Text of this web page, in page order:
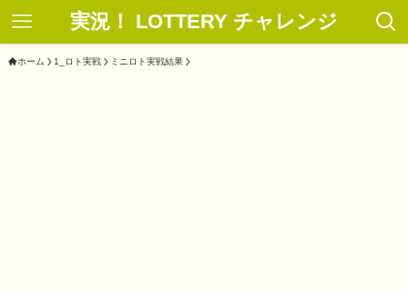
実況！ LOTTERY チャレンジ
ホーム 1_ロト実戦 ミニロト実戦結果